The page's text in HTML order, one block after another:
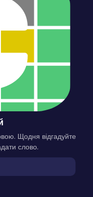
Щодня відгадуйте
слово.